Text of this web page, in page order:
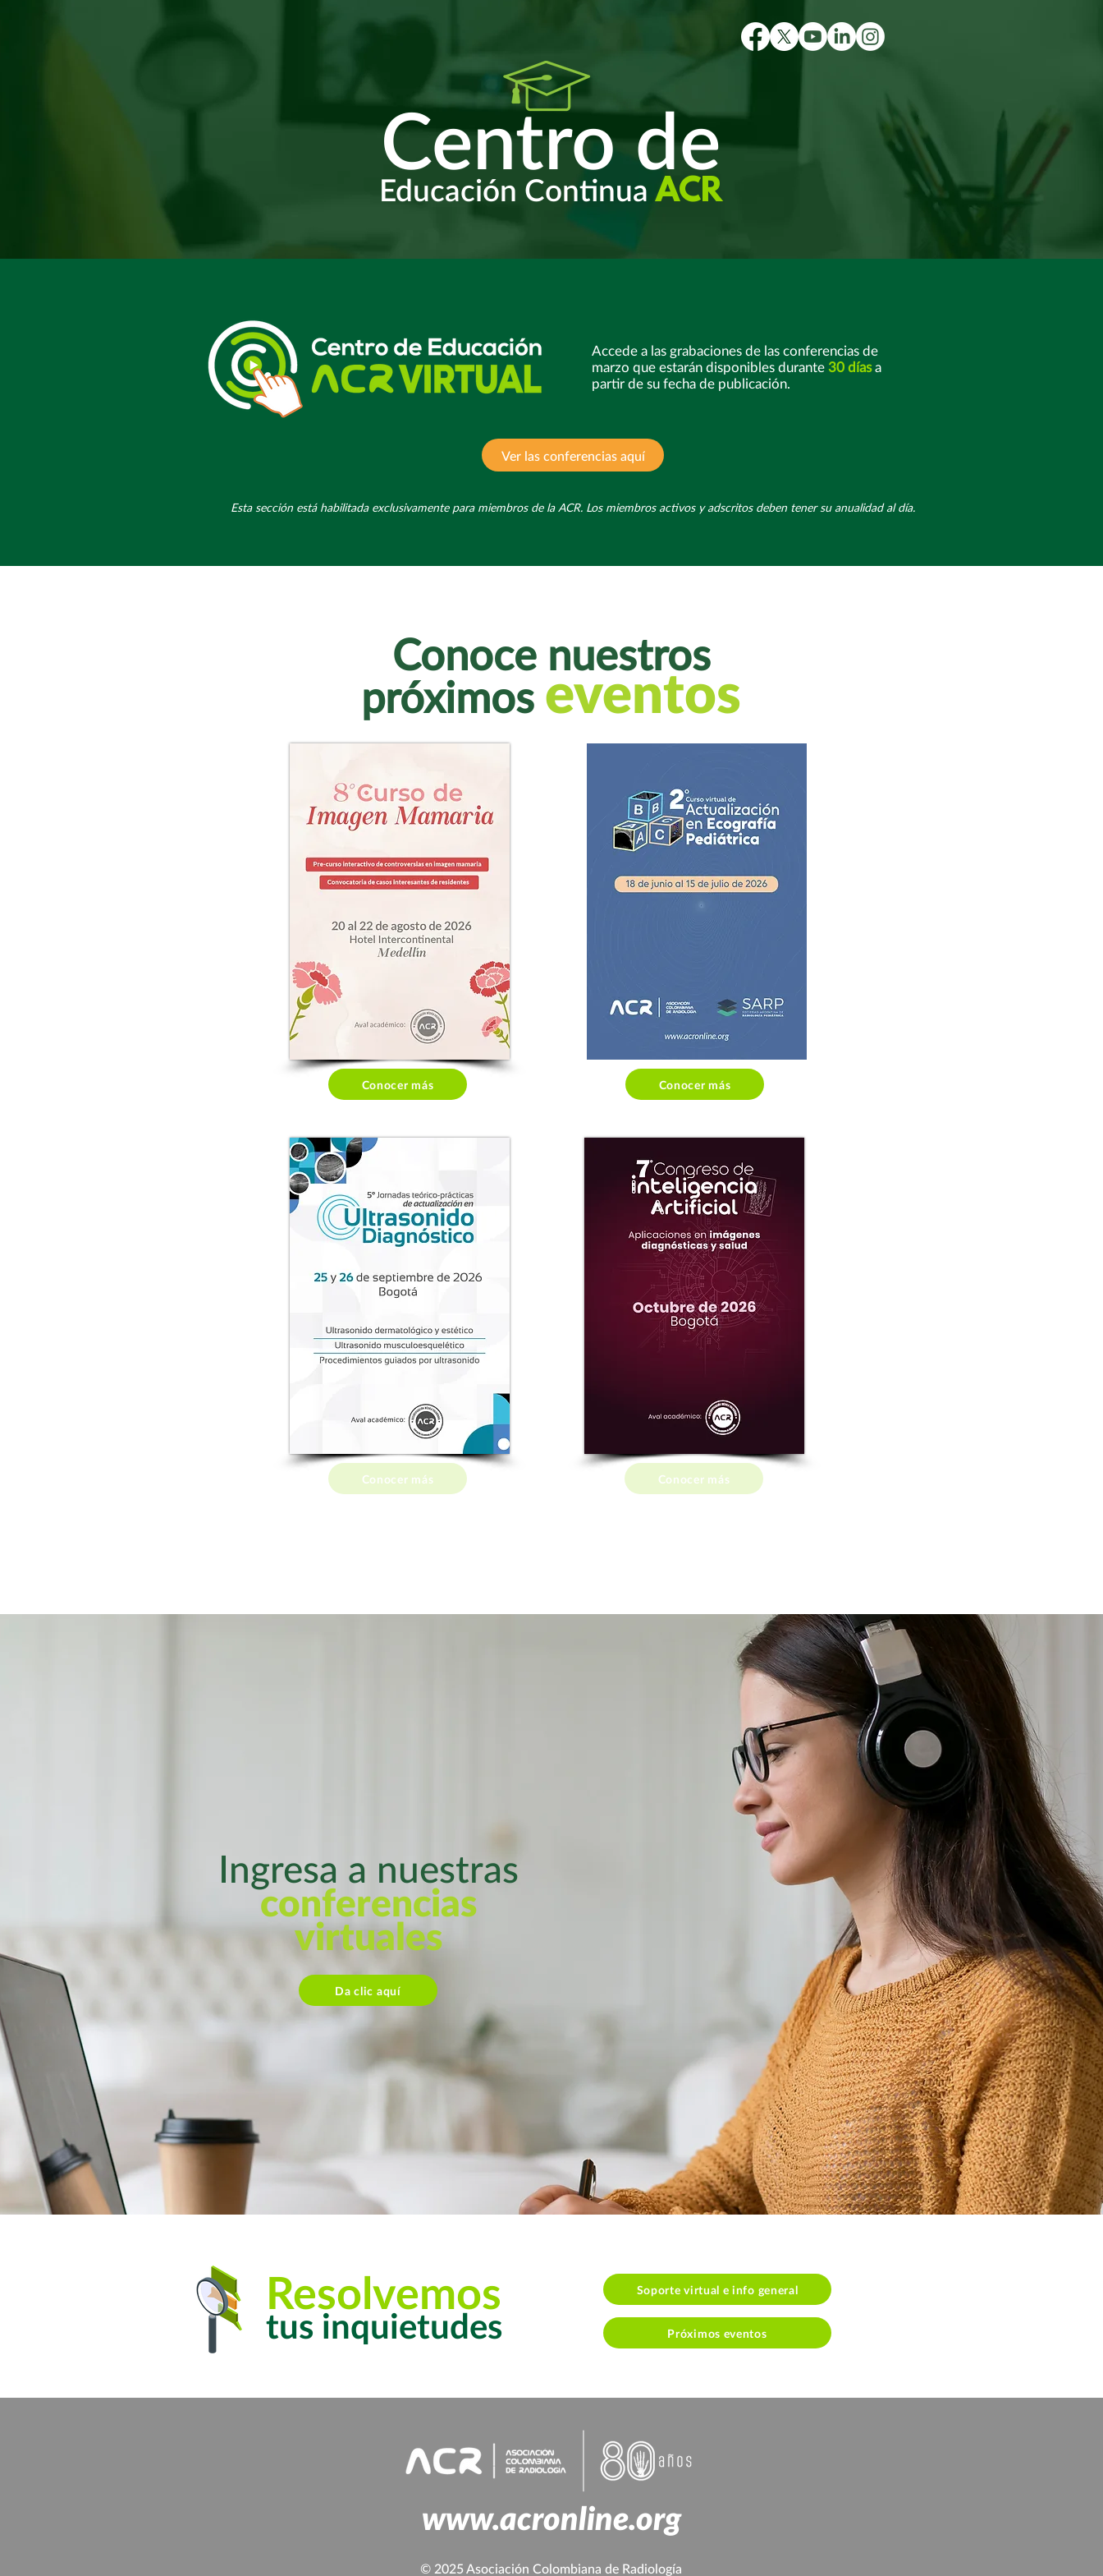
Centro de
Educación ContinuaACR
Accede a las grabaciones de las conferencias de
marzo que estarán disponibles durante30 díasa
partir de su fecha de publicación.
Ver las conferencias aquí
Esta sección está habilitada exclusivamente para miembros de la ACR. Los miembros activos y adscritos deben tener su anualidad al día.
Conoce nuestros
próximos eventos
Conocer más
Conocer más
Conocer más
Conocer más
Ingresa a nuestras
conferencias
virtuales
Da clic aquí
Resolvemos
tus inquietudes
Soporte virtual e info general
Próximos eventos
www.acronline.org
© 2025 Asociación Colombiana de Radiología